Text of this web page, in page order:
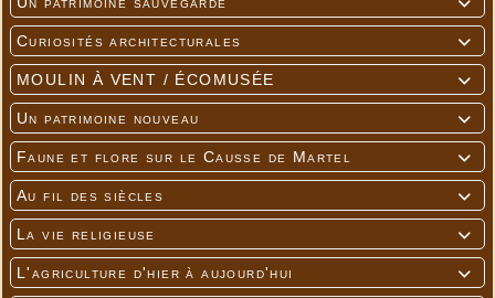


Curiosités architecturales

MOULIN À VENT / ÉCOMUSÉE

Un patrimoine nouveau

Faune et flore sur le Causse de Martel

Au fil des siècles

La vie religieuse

L'agriculture d'hier à aujourd'hui